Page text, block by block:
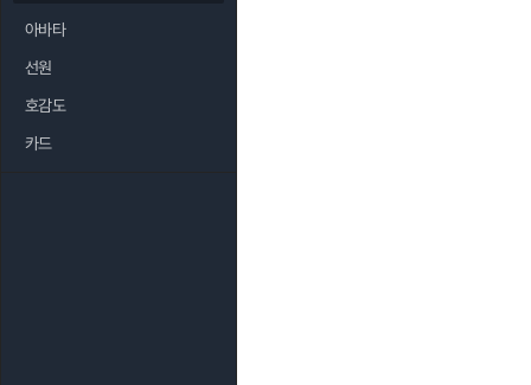
아바타
선원
호감도
카드